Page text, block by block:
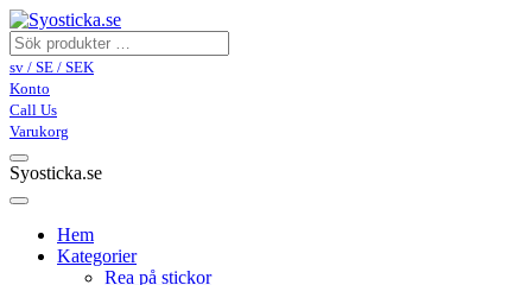
sv / SE / SEK
Konto
Call Us
Varukorg
Syosticka.se
Hem
Kategorier
Rea på stickor